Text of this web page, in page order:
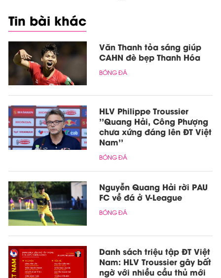
Tin bài khác
Văn Thanh tỏa sáng giúp
CAHN đè bẹp Thanh Hóa
BÓNG ĐÁ
HLV Philippe Troussier
''Quang Hải, Công Phượng
chưa xứng đáng lên ĐT Việt
Nam''
BÓNG ĐÁ
Nguyễn Quang Hải rời PAU
FC về đá ở V-League
BÓNG ĐÁ
Danh sách triệu tập ĐT Việt
Nam: HLV Troussier gây bất
ngờ với nhiều cầu thủ mới